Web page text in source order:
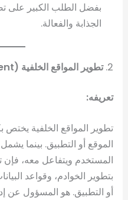
بفضل الطلب الكبير على
الجذابة والفعالة.
2. تطوير المواقع الخلفية (Backend Development)
تعريفه:
تطوير المواقع الخلفية
الموقع أو التطبيق. بينما
المستخدم ويتفاعل معه، فإن
بتطوير الخوادم، وقواعد
أو التطبيق. هو المسؤول عن